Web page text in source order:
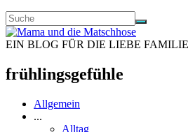
EIN BLOG FÜR DIE LIEBE FAMILIE
frühlingsgefühle
Allgemein
...
Alltag